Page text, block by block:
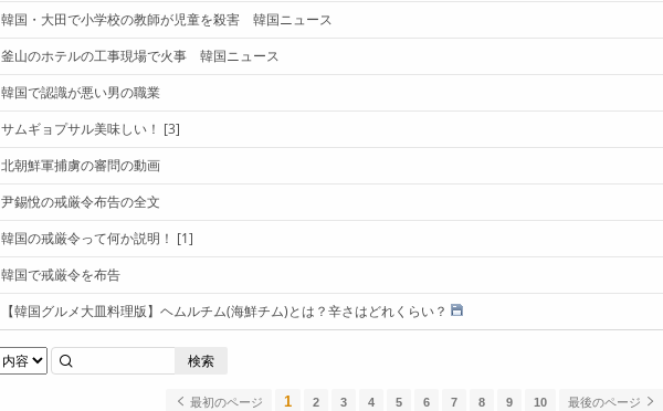
韓国・大田で小学校の教師が児童を殺害 韓国ニュース
釜山のホテルの工事現場で火事 韓国ニュース
韓国で認識が悪い男の職業
サムギョプサル美味しい！ [3]
北朝鮮軍捕虜の審問の動画
尹錫悅の戒厳令布告の全文
韓国の戒厳令って何か説明！ [1]
韓国で戒厳令を布告
【韓国グルメ大皿料理版】ヘムルチム(海鮮チム)とは？辛さはどれくらい？
検索
最初のページ 1 2 3 4 5 6 7 8 9 10 最後のページ